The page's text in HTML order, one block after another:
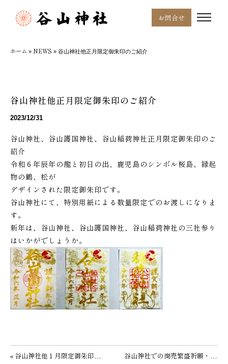
お問合せ
ホーム » NEWS » 谷山神社他正月限定御朱印のご紹介
谷山神社他正月限定御朱印のご紹介
2023/12/31
谷山神社、谷山護国神社、谷山稲荷神社正月限定御朱印のご
紹介
令和６年辰年の龍と初日の出、鹿児島のシンボル桜島、縁起
物の鶴、松が
デザインされた限定御朱印です。
谷山神社にて、特別用 紙による数量限定でのお渡しになりま
す。
新年は、谷山神社、谷山護国神社、谷山稲荷神社の三社参り
はいかがでしょうか。
投稿ナビゲーション